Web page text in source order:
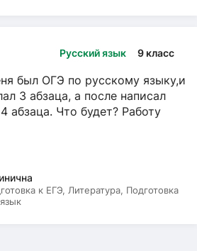
Русский язык 9 класс
был ОГЭ по русскому языку,и
3 абзаца, а после написал
абзаца. Что будет? Работу
к ЕГЭ, Литература, Подготовка